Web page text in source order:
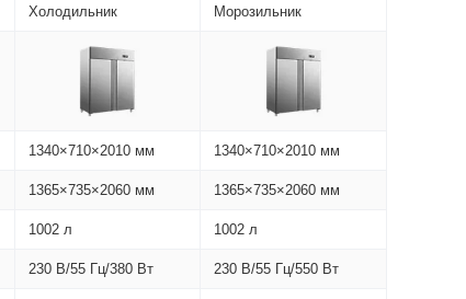
Холодильник Морозильник
1340×710×2010 мм 1340×710×2010 мм
1365×735×2060 мм 1365×735×2060 мм
1002 л 1002 л
230 В/55 Гц/380 Вт 230 В/55 Гц/550 Вт